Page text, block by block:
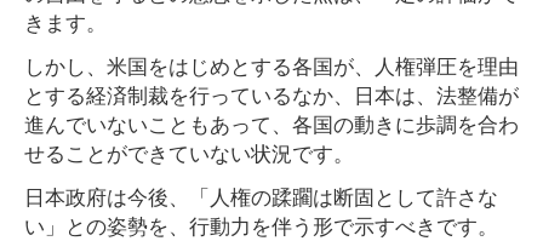
きます。
しかし、米国をはじめとする各国が、人権弾圧を理由
とする経済制裁を行っているなか、日本は、法整備が
進んでいないこともあって、各国の動きに歩調を合わ
せることができていない状況です。
日本政府は今後、「人権の蹂躙は断固として許さな
い」との姿勢を、行動力を伴う形で示すべきです。